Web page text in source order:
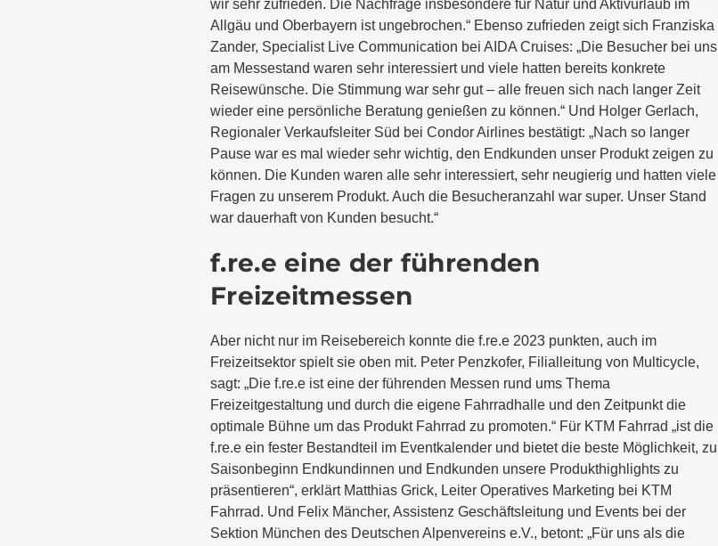
wir sehr zufrieden. Die Nachfrage insbesondere für Natur und Aktivurlaub im
Allgäu und Oberbayern ist ungebrochen.“ Ebenso zufrieden zeigt sich Franziska
Zander, Specialist Live Communication bei AIDA Cruises: „Die Besucher bei uns
am Messestand waren sehr interessiert und viele hatten bereits konkrete
Reisewünsche. Die Stimmung war sehr gut – alle freuen sich nach langer Zeit
wieder eine persönliche Beratung genießen zu können.“ Und Holger Gerlach,
Regionaler Verkaufsleiter Süd bei Condor Airlines bestätigt: „Nach so langer
Pause war es mal wieder sehr wichtig, den Endkunden unser Produkt zeigen zu
können. Die Kunden waren alle sehr interessiert, sehr neugierig und hatten viele
Fragen zu unserem Produkt. Auch die Besucheranzahl war super. Unser Stand
war dauerhaft von Kunden besucht.“
f.re.e eine der führenden
Freizeitmessen
Aber nicht nur im Reisebereich konnte die f.re.e 2023 punkten, auch im
Freizeitsektor spielt sie oben mit. Peter Penzkofer, Filialleitung von Multicycle,
sagt: „Die f.re.e ist eine der führenden Messen rund ums Thema
Freizeitgestaltung und durch die eigene Fahrradhalle und den Zeitpunkt die
optimale Bühne um das Produkt Fahrrad zu promoten.“ Für KTM Fahrrad „ist die
f.re.e ein fester Bestandteil im Eventkalender und bietet die beste Möglichkeit, zu
Saisonbeginn Endkundinnen und Endkunden unsere Produkthighlights zu
präsentieren“, erklärt Matthias Grick, Leiter Operatives Marketing bei KTM
Fahrrad. Und Felix Mäncher, Assistenz Geschäftsleitung und Events bei der
Sektion München des Deutschen Alpenvereins e.V., betont: „Für uns als die